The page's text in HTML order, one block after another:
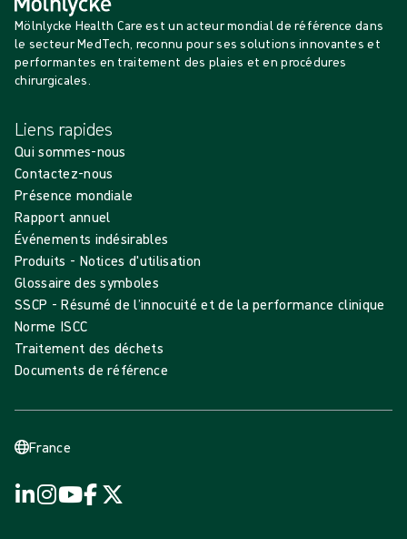
Mölnlycke Health Care est un acteur mondial de référence dans
le secteur MedTech, reconnu pour ses solutions innovantes et
performantes en traitement des plaies et en procédures
chirurgicales.
Liens rapides
Qui sommes-nous
Contactez-nous
Présence mondiale
Rapport annuel
Événements indésirables
Produits - Notices d'utilisation
Glossaire des symboles
SSCP - Résumé de l’innocuité et de la performance clinique
Norme ISCC
Traitement des déchets
Documents de référence
France